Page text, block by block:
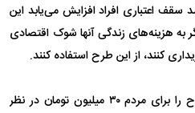
اعتباری افراد افزایش می‌یابد این
هزینه‌های زندگی آنها شوک اقتصادی
کنند، از این طرح استفاده کنند.
وزیر اقتصاد بیان کرد: رقم این طرح را برای مردم ۳۰ میلیون تومان در نظر